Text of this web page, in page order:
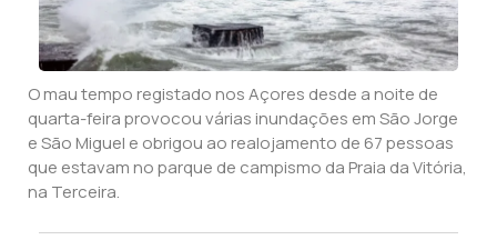
O mau tempo registado nos Açores desde a noite de
quarta-feira provocou várias inundações em São Jorge
e São Miguel e obrigou ao realojamento de 67 pessoas
que estavam no parque de campismo da Praia da Vitória,
na Terceira.